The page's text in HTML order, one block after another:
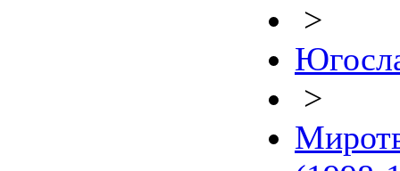
>
>